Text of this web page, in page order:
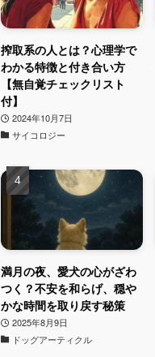
搾取系の人とは？心理学で
わかる特徴と付き合い方
【無自覚チェックリスト
付】
2024年10月7日
サイコロジー
満月の夜、愛犬の心がざわ
つく？不安を和らげ、穏や
かな時間を取り戻す秘策
2025年8月9日
ドッグアーティクル